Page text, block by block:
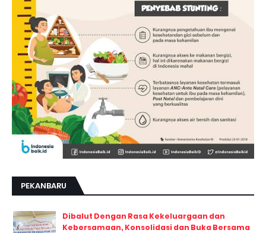
PEKANBARU
Dibalut Dengan Rasa Kekeluargaan dan
Kebersamaan, Konsolidasi dan Buka Bersama